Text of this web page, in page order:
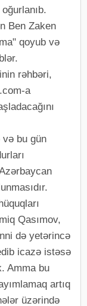
Ben Zaken
qoyub və
rəhbəri,
a
və bu gün
Qasımov,
də yetərincə
icazə istəsə
Amma bu
artıq
üzərində